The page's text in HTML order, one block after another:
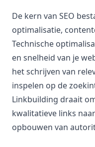
De kern van SEO
optimalisatie,
Technische
en snelheid van je
het schrijven van
inspelen op de
Linkbuilding draait
kwalitatieve links
opbouwen van